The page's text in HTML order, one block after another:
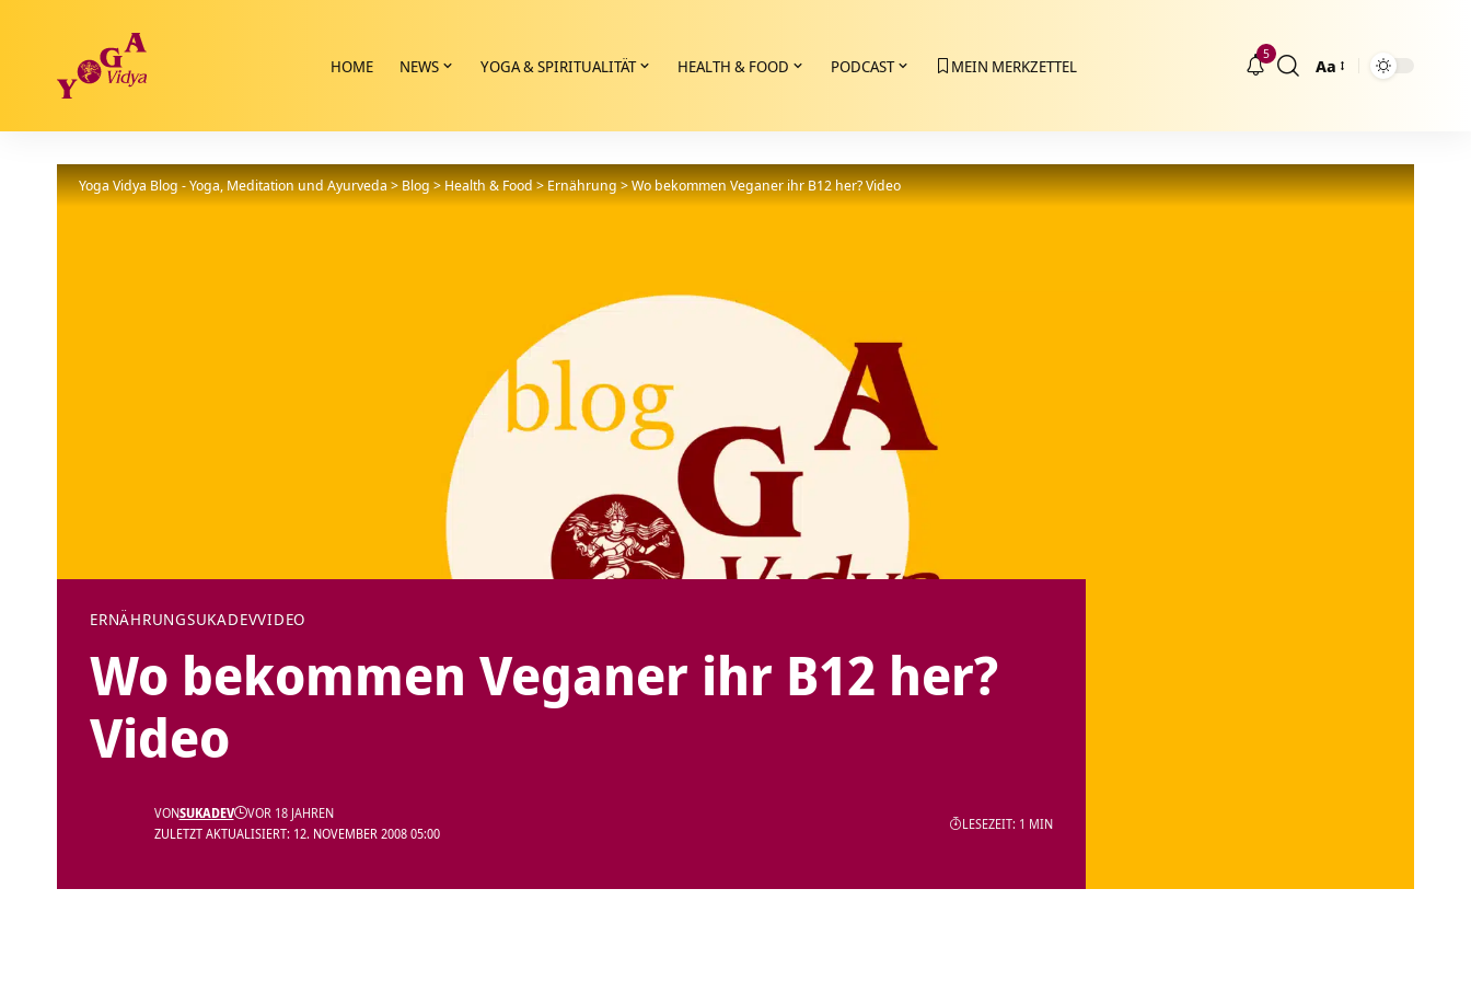
HOME NEWS YOGA & SPIRITUALITÄT HEALTH & FOOD PODCAST MEIN MERKZETTEL
5
Größenänderung
Aa
Yoga Vidya Blog - Yoga, Meditation und Ayurveda>Blog>Health & Food>Ernährung>Wo bekommen Veganer ihr B12 her? Video
ERNÄHRUNGSUKADEVVIDEO
Wo bekommen Veganer ihr B12 her?
Video
ZULETZT AKTUALISIERT: 12. NOVEMBER 2008 05:00
VONSUKADEV VOR 18 JAHREN
LESEZEIT: 1 MIN